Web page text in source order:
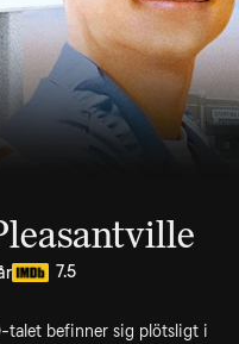
7.5
talet befinner sig plötsligt i